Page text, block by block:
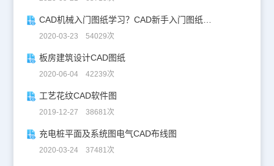
CAD机械入门图纸学习？CAD新手入门图纸练习
2020-03-23 54029次
板房建筑设计CAD图纸
2020-06-04 42239次
工艺花纹CAD软件图
2019-12-27 38681次
充电桩平面及系统图电气CAD布线图
2020-03-24 37481次